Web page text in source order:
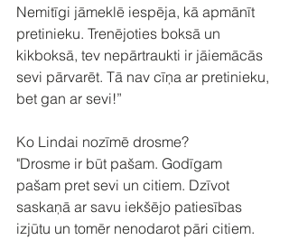
Nemitīgi jāmeklē iespēja, kā apmānīt
pretinieku. Trenējoties boksā un
kikboksā, tev nepārtraukti ir jāiemācās
sevi pārvarēt. Tā nav cīņa ar pretinieku,
bet gan ar sevi!”⁠
Ko Lindai nozīmē drosme? ⁠
"Drosme ir būt pašam. Godīgam
pašam pret sevi un citiem. Dzīvot
saskaņā ar savu iekšējo patiesības
izjūtu un tomēr nenodarot pāri citiem.